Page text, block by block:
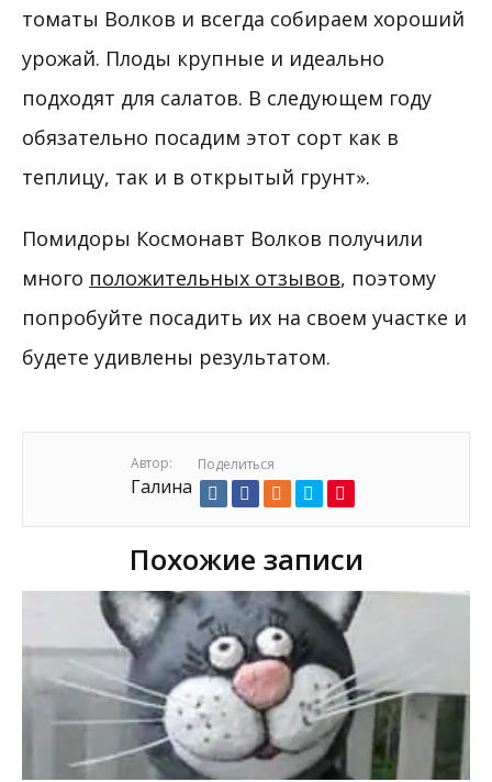
томаты Волков и всегда собираем хороший
урожай. Плоды крупные и идеально
подходят для салатов. В следующем году
обязательно посадим этот сорт как в
теплицу, так и в открытый грунт».
Помидоры Космонавт Волков получили
много положительных отзывов, поэтому
попробуйте посадить их на своем участке и
будете удивлены результатом.
Автор:
Галина
Поделиться
Похожие записи